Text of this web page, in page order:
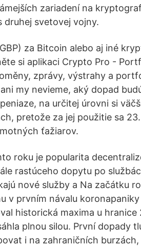
zariadení na
druhej svetovej vojny.
za Bitcoin alebo aj iné
si aplikaci Crypto Pro -
zprávy, výstrahy a
my nevieme, aký dopad
na určitej úrovni si
pretože za jej použitie sa
ťažiarov.
roku je popularita
rastúceho dopytu po
nové služby a Na začátku
v prvním návalu
historická maxima u
plnou silou. První dopady
i na zahraničních